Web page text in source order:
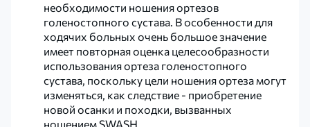
необходимости ношения ортезов
голеностопного сустава. В особенности для
ходячих больных очень большое значение
имеет повторная оценка целесообразности
использования ортеза голеностопного
сустава, поскольку цели ношения ортеза могут
изменяться, как следствие - приобретение
новой осанки и походки, вызванных
ношением SWASH.